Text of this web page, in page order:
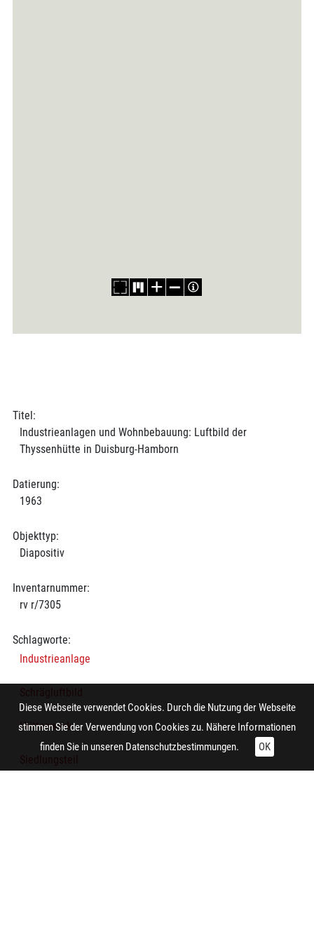
Titel:
Industrieanlagen und Wohnbebauung: Luftbild der
Thyssenhütte in Duisburg-Hamborn
Datierung:
1963
Objekttyp:
Diapositiv
Inventarnummer:
rv r/7305
Schlagworte:
Industrieanlage
Hüttenwerk
Diese Webseite verwendet Cookies. Durch die Nutzung der Webseite
stimmen Sie der Verwendung von Cookies zu. Nähere Informationen
finden Sie in unseren Datenschutzbestimmungen. OK